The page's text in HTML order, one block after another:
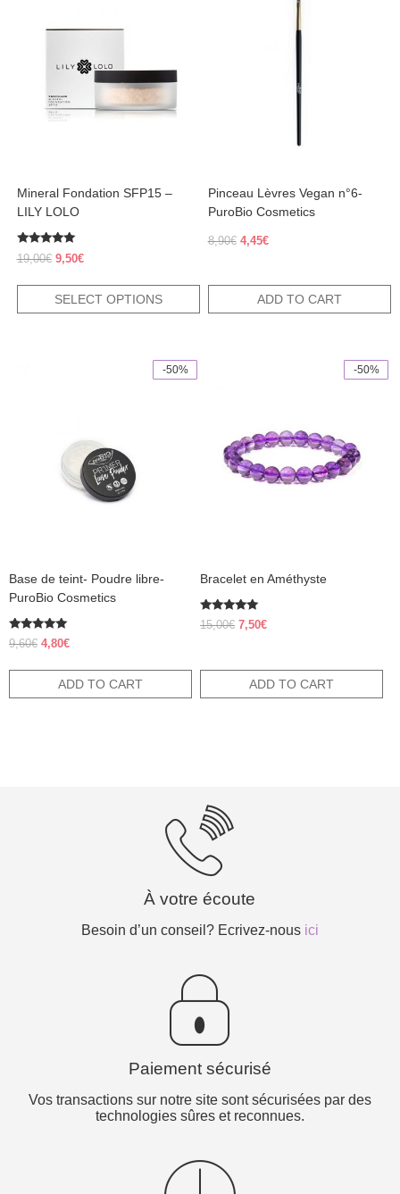
Mineral Fondation SFP15 –
LILY LOLO
Rated
4.83
19,00€ Original
19,00€.
9,50€Current
9,50€.
SELECT OPTIONS
multiple
page
Pinceau Lèvres Vegan n°6-
PuroBio Cosmetics
8,90€ Original
4,45€Current
ADD TO CART
-50%
Base de teint- Poudre libre-
PuroBio Cosmetics
Rated
5.00
9,60€ Original
4,80€Current
ADD TO CART
-50%
Bracelet en Améthyste
Rated
5.00
15,00€ Original
15,00€.
7,50€Current
7,50€.
ADD TO CART
À votre écoute
Besoin d’un conseil? Ecrivez-nous ici
Paiement sécurisé
Vos transactions sur notre site sont sécurisées par des
technologies sûres et reconnues.